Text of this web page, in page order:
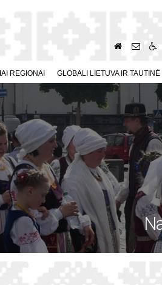
REGIONAI GLOBALI LIETUVA IR TAUTINĖ